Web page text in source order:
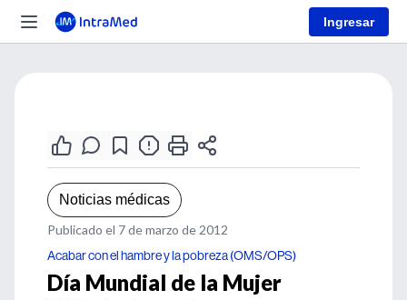
Ingresar
Noticias médicas
Publicado el 7 de marzo de 2012
Acabar con el hambre y la pobreza (OMS/OPS)
Día Mundial de la Mujer